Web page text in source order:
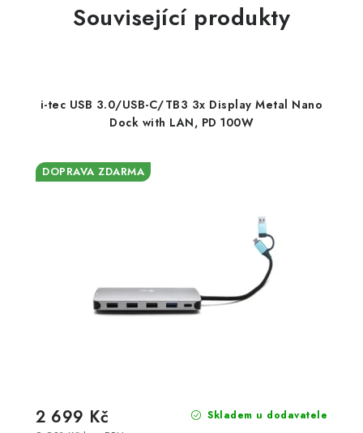
Související produkty
i-tec USB 3.0/USB-C/TB3 3x Display Metal Nano
Dock with LAN, PD 100W
DOPRAVA ZDARMA
Skladem u dodavatele
2 699 Kč